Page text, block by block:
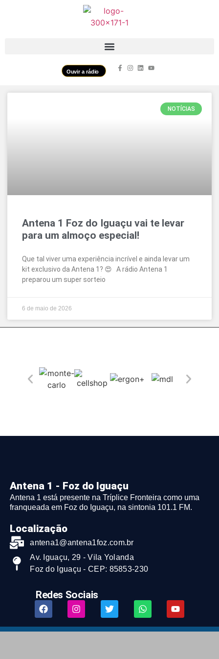
Ouvir a rádio
NOTÍCIAS
Antena 1 Foz do Iguaçu vai te levar
para um almoço especial!
Que tal viver uma experiência incrível e ainda levar um
kit exclusivo da Antena 1? 😍 A rádio Antena 1
preparou um super sorteio
6 de maio de 2026
Antena 1 - Foz do Iguaçu
Antena 1 está presente na Tríplice Fronteira como uma
franqueada em Foz do Iguaçu, na sintonia 101.1 FM.
Localização
antena1@antena1foz.com.br
Av. Iguaçu, 29 - Vila Yolanda
Foz do Iguaçu - CEP: 85853-230
Redes Sociais